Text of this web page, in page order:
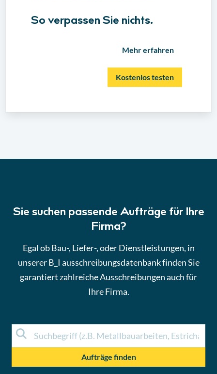
So verpassen Sie nichts.
Mehr erfahren
Kostenlos testen
Sie suchen passende Aufträge für Ihre
Firma?
Egal ob Bau-, Liefer-, oder Dienstleistungen, in
unserer B_I ausschreibungsdatenbank finden Sie
garantiert zahlreiche Ausschreibungen auch für
Ihre Firma.
Aufträge finden